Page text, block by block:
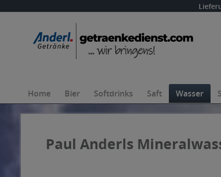
Home Bier Softdrinks Saft Wasser
Paul Anderls